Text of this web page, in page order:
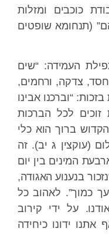
כוכבים ומזלות
(תנחומא שופטים
העמידה: “שים
צדקה, ורחמים,
“וברכנו אבינו
זוכים לכל הברכות
ברוך הוא כלי
(עוקצין ג יב). זה
המינים בין יום
בנענוע האגודה,
כמוך”. לאהוב כל
על ידי קירוב
ידונו כיחידה